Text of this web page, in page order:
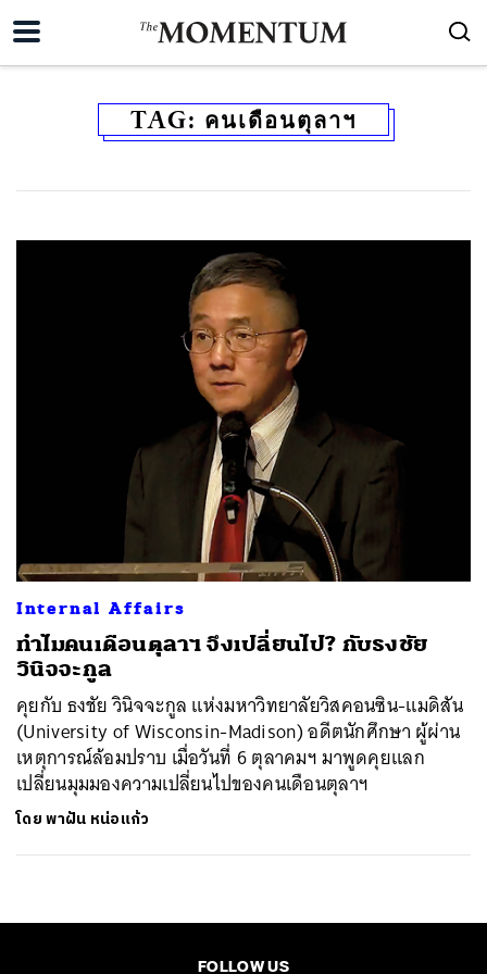
TAG: คนเดือนตุลาฯ
Internal Affairs
ทำไมคนเดือนตุลาฯ จึงเปลี่ยนไป? กับธงชัย
วินิจจะกูล
คุยกับ ธงชัย วินิจจะกูล แห่งมหาวิทยาลัยวิสคอนซิน-แมดิสัน
(University of Wisconsin-Madison) อดีตนักศึกษา ผู้ผ่าน
เหตุการณ์ล้อมปราบ เมื่อวันที่ 6 ตุลาคมฯ มาพูดคุยแลก
เปลี่ยนมุมมองความเปลี่ยนไปของคนเดือนตุลาฯ
โดยพาฝัน หน่อแก้ว
FOLLOW US
SHARE TWEET LINE EMAIL